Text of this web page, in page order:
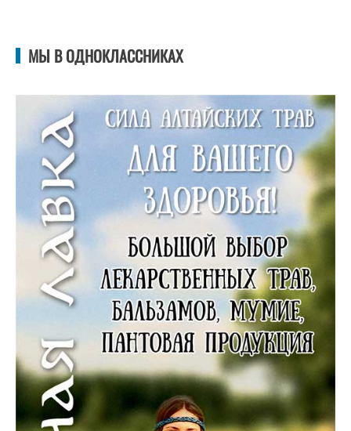
МЫ В ОДНОКЛАССНИКАХ